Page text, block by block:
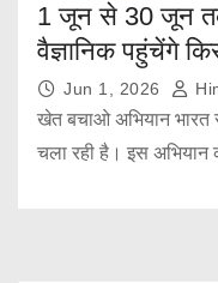
1 जून से 30 जून
वैज्ञानिक पहुंचेंगे
Jun 1, 2026
खेत बचाओ अभियान
चला रही है। इस अभियान